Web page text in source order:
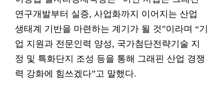
연구개발부터 실증, 사업화까지 이어지는 산업
생태계 기반을 마련하는 계기가 될 것”이라며 “기
업 지원과 전문인력 양성, 국가첨단전략기술 지
정 및 특화단지 조성 등을 통해 그래핀 산업 경쟁
력 강화에 힘쓰겠다”고 말했다.